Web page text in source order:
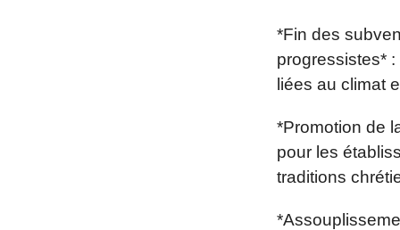
*Fin des
progressistes*
liées au climat
*Promotion de
pour les
traditions